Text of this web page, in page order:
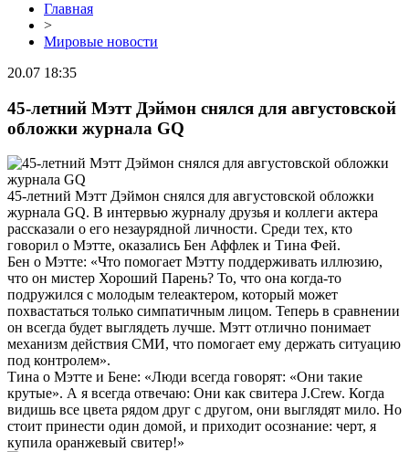
Главная
>
Мировые новости
20.07 18:35
45-летний Мэтт Дэймон снялся для августовской
обложки журнала GQ
45-летний Мэтт Дэймон снялся для августовской обложки
журнала GQ. В интервью журналу друзья и коллеги актера
рассказали о его незаурядной личности. Среди тех, кто
говорил о Мэтте, оказались Бен Аффлек и Тина Фей.
Бен о Мэтте: «Что помогает Мэтту поддерживать иллюзию,
что он мистер Хороший Парень? То, что она когда-то
подружился с молодым телеактером, который может
похвастаться только симпатичным лицом. Теперь в сравнении
он всегда будет выглядеть лучше. Мэтт отлично понимает
механизм действия СМИ, что помогает ему держать ситуацию
под контролем».
Тина о Мэтте и Бене: «Люди всегда говорят: «Они такие
крутые». А я всегда отвечаю: Они как свитера J.Crew. Когда
видишь все цвета рядом друг с другом, они выглядят мило. Но
стоит принести один домой, и приходит осознание: черт, я
купила оранжевый свитер!»